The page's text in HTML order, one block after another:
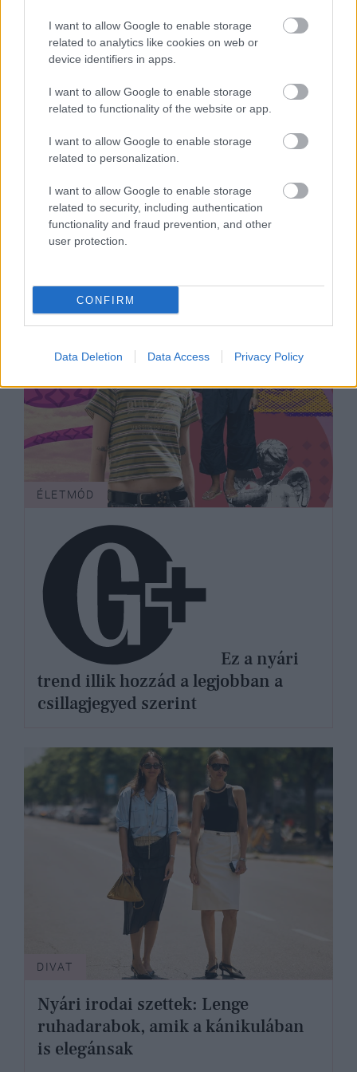
I want to allow Google to enable storage
related to analytics like cookies on web or
device identifiers in apps.
I want to allow Google to enable storage
related to functionality of the website or app.
I want to allow Google to enable storage
related to personalization.
I want to allow Google to enable storage
related to security, including authentication
functionality and fraud prevention, and other
user protection.
CONFIRM
Data Deletion Data Access Privacy Policy
ÉLETMÓD
Érkezik az idei nyár harmadik
hőhulláma, mutatjuk, hogyan
védekezhetsz ellene
ÉLETMÓD
trend illik hozzád a legjobban a
csillagjegyed szerint
DIVAT
Nyári irodai szettek: Lenge
ruhadarabok, amik a kánikulában
is elegánsak